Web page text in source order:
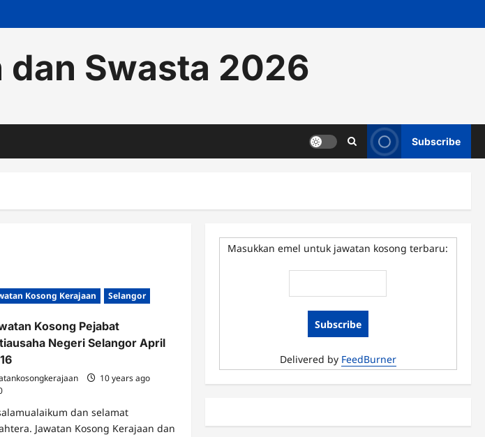
dan Swasta 2026
Subscribe
Kosong Kerajaan Selangor
Kosong Pejabat
Negeri Selangor April
10 years ago
dan selamat
Jawatan Kosong Kerajaan dan
Masukkan emel untuk jawatan kosong terbaru:
Delivered by FeedBurner